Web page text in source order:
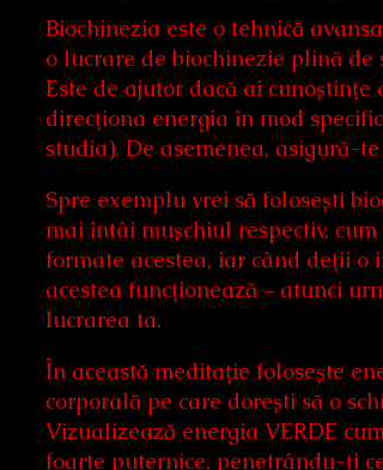
Biochinezia este o tehnică
o lucrare de biochinezie plină de
Este de ajutor dacă ai
direcționa energia în mod
studia). De asemenea, asigură-
Spre exemplu vrei să folosești
mai întâi mușchiul respectiv,
formate acestea, iar când deții o
acestea funcționează – atunci
lucrarea ta.
În această meditație folosește
corporală pe care dorești să o
Vizualizează energia VERDE
foarte puternice, penetrându-ți